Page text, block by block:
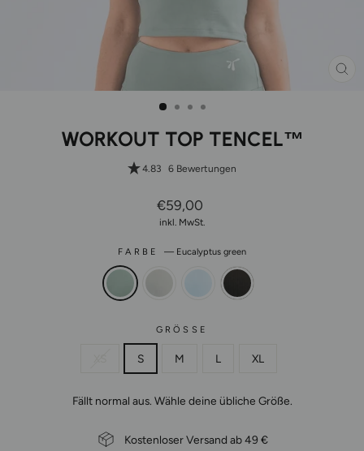
WORKOUT TOP TENCEL™
4.83 6 Bewertungen
Normaler
Preis
€59,00
inkl. MwSt.
FARBE — Eucalyptus green
GRÖSSE
S M L XL
Fällt normal aus. Wähle deine übliche Größe.
Kostenloser Versand ab 49 €